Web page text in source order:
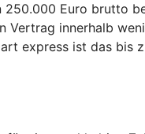
Euro brutto
Vertrag innerhalb
express ist das bis